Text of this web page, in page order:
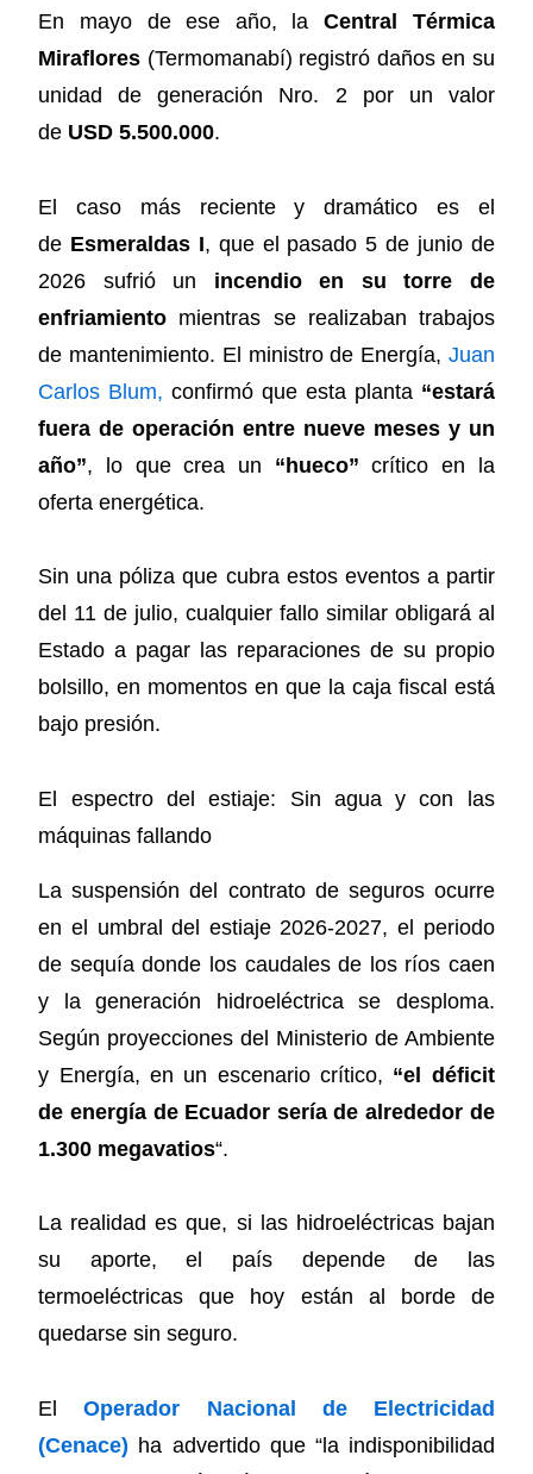
En mayo de ese año, la Central Térmica
Miraflores (Termomanabí) registró daños en su
unidad de generación Nro. 2 por un valor
de USD 5.500.000.
El caso más reciente y dramático es el
de Esmeraldas I, que el pasado 5 de junio de
2026 sufrió un incendio en su torre de
enfriamiento mientras se realizaban trabajos
de mantenimiento. El ministro de Energía, Juan
Carlos Blum, confirmó que esta planta “estará
fuera de operación entre nueve meses y un
año”, lo que crea un “hueco” crítico en la
oferta energética.
Sin una póliza que cubra estos eventos a partir
del 11 de julio, cualquier fallo similar obligará al
Estado a pagar las reparaciones de su propio
bolsillo, en momentos en que la caja fiscal está
bajo presión.
El espectro del estiaje: Sin agua y con las
máquinas fallando
La suspensión del contrato de seguros ocurre
en el umbral del estiaje 2026-2027, el periodo
de sequía donde los caudales de los ríos caen
y la generación hidroeléctrica se desploma.
Según proyecciones del Ministerio de Ambiente
y Energía, en un escenario crítico, “el déficit
de energía de Ecuador sería de alrededor de
1.300 megavatios“.
La realidad es que, si las hidroeléctricas bajan
su aporte, el país depende de las
termoeléctricas que hoy están al borde de
quedarse sin seguro.
ElOperador Nacional de Electricidad
(Cenace) ha advertido que “la indisponibilidad